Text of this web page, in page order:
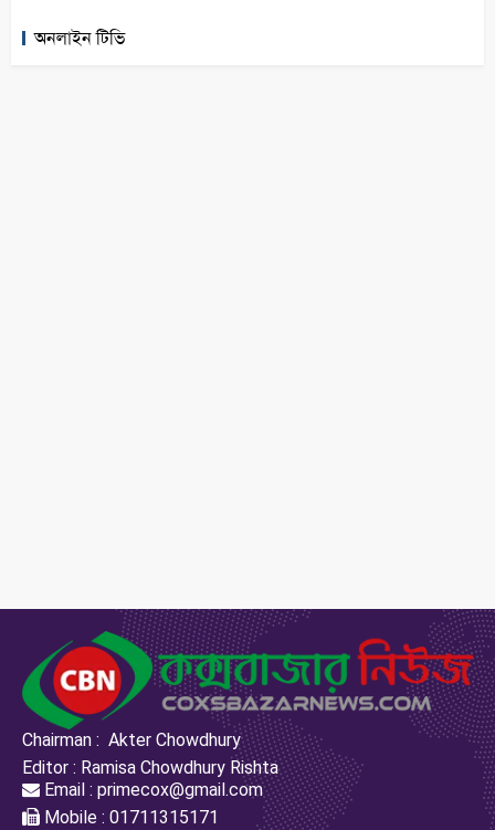
অনলাইন টিভি
Chairman : Akter Chowdhury
Editor : Ramisa Chowdhury Rishta
Email : primecox@gmail.com
Mobile : 01711315171